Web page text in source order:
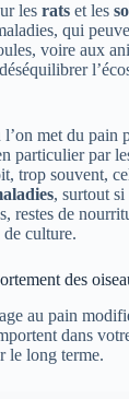
les rats et les
qui
voire aux
met du pain
particulier par
trop souvent,
, surtout
restes de
culture.
des
au pain
dans
le long terme.